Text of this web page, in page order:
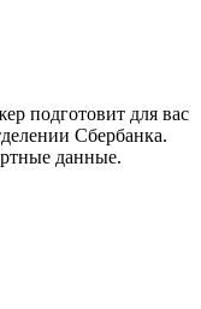
подготовит для вас
Сбербанка.
данные.